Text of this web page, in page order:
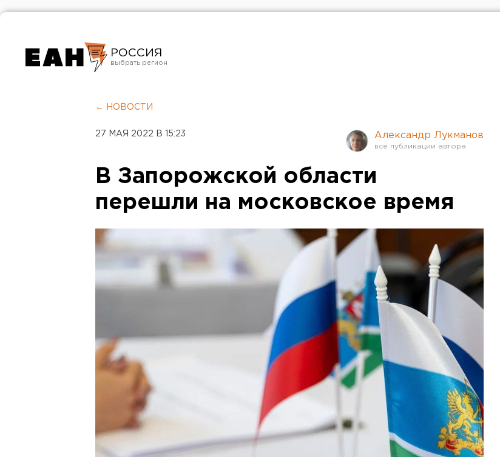
РОССИЯ
Челябинск
← НОВОСТИ
27 МАЯ 2022 В 15:23 Александр Лукманов
В Запорожской области
перешли на московское время